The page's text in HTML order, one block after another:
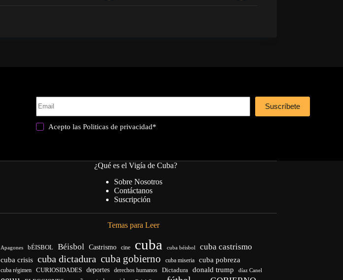
Suscríbete
Acepto lasPoliticas de privacidad*
¿Qué es el Vigía de Cuba?
Sobre Nosotros
Contáctanos
Suscripción
Temas para Leer
Apagones bÉISBOL Béisbol Castrismo cine cuba cuba béisbol cuba castrismo
cuba crisis cuba dictadura cuba gobierno cuba miseria cuba pobreza
cuba régimen CURIOSIDADES deportes derechos humanos Dictadura donald trump díaz Canel